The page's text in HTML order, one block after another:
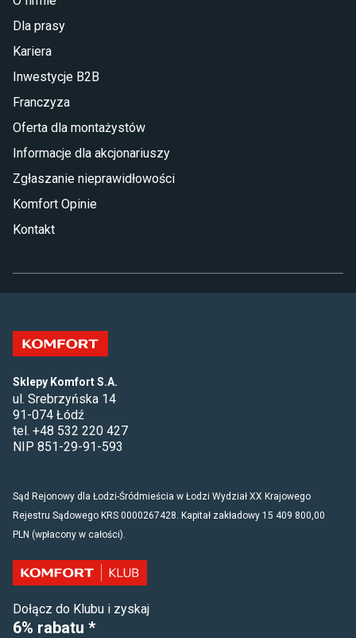
i elegancję. Z kolei rozkładany blat pozwoli
stworzyć wygodną przestrzeń podczas przyjęć
Szeroki wybór mebli, którymi bez
Dla prasy
Kariera
Inwestycje B2B
Franczyza
Oferta dla montażystów
Informacje dla akcjonariuszy
Zgłaszanie nieprawidłowości
Komfort Opinie
Kontakt
Sklepy Komfort S.A.
ul. Srebrzyńska 14
91-074 Łódź
tel. +48 532 220 427
NIP 851-29-91-593
Sąd Rejonowy dla Łodzi-Śródmieścia w Łodzi Wydział XX Krajowego
Rejestru Sądowego KRS 0000267428. Kapitał zakładowy 15 409 800,00
PLN (wpłacony w całości).
Dołącz do Klubu i zyskaj
6% rabatu *